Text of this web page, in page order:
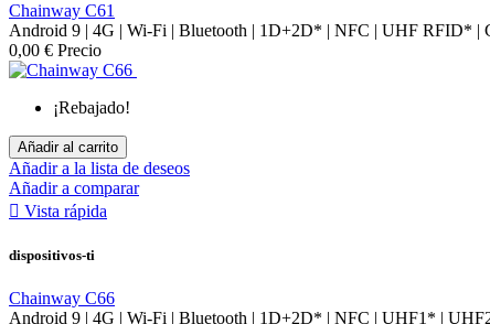
Chainway C61
Android 9 | 4G | Wi-Fi | Bluetooth | 1D+2D* | NFC | UHF RFID* |
0,00 € Precio
¡Rebajado!
Añadir al carrito
Añadir a la lista de deseos
Añadir a comparar
 Vista rápida
dispositivos-ti
Chainway C66
Android 9 | 4G | Wi-Fi | Bluetooth | 1D+2D* | NFC | UHF1* |